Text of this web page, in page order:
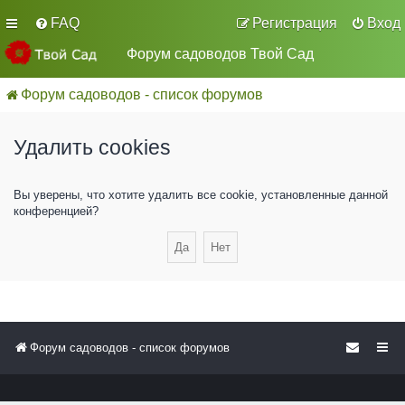
FAQ Вход
Регистрация
Форум садоводов Твой Сад
Форум садоводов - список форумов
Удалить cookies
Вы уверены, что хотите удалить все cookie, установленные данной
конференцией?
Форум садоводов - список форумов